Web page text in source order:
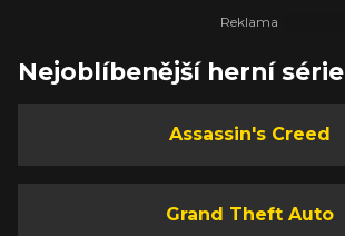
Nejoblíbenější herní série
Assassin's Creed
Grand Theft Auto